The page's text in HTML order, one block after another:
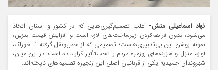
نهاد اسماعیلی منش- اغلب تصمیم‌گیری‌هایی که در کشور و استان اتخاذ
می‌شود، بدون فراهم‌کردن زیرساخت‌های لازم است و افزایش قیمت بنزین،
نمونه روشن این بی‌تدبیری‌هاست؛ تصمیمی که از حمل‌ونقل گرفته تا خوراک،
لوازم منزل و هزینه‌های روزمره مردم را تحت‌تأثیر قرار داده است. در این میان،
شهروندان حمیدیه یکی از قربانیان اصلی این زنجیره تصمیم‌های ناپخته‌اند.